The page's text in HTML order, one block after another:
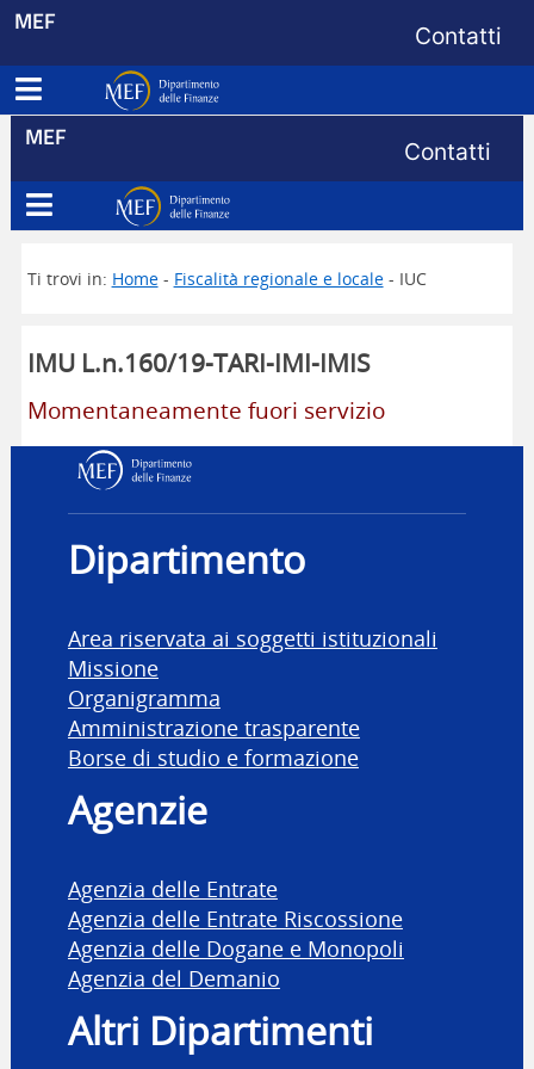
MEF Menu di
Contatti
Apri menu principale
Dipartimento delle Finanze
MEF Menu di
Contatti
Apri menu principale
Dipartimento delle Finanze
Ti trovi in: Home- Fiscalità regionale e locale- IUC
IMU L.n.160/19-TARI-IMI-IMIS
Momentaneamente fuori servizio
Dipartimento delle
Dipartimento
Area riservata ai soggetti istituzionali
Missione
Organigramma
Amministrazione trasparente
Borse di studio e formazione
Agenzie
Agenzia delle Entrate
Agenzia delle Entrate Riscossione
Agenzia delle Dogane e Monopoli
Agenzia del Demanio
Altri Dipartimenti